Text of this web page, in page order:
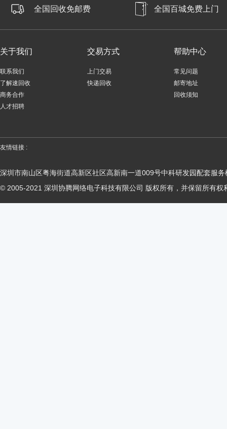
全国回收免邮费 全国百城免费上门
关于我们
联系我们
了解速回收
商务合作
人才招聘
交易方式
上门交易
快递回收
帮助中心
常见问题
邮寄地址
回收须知
友情链接 :
深圳市南山区粤海街道高新区社区高新南一道009号中科研发园配套服务
© 2005-2021 深圳协腾网络电子科技有限公司 版权所有，并保留所有权